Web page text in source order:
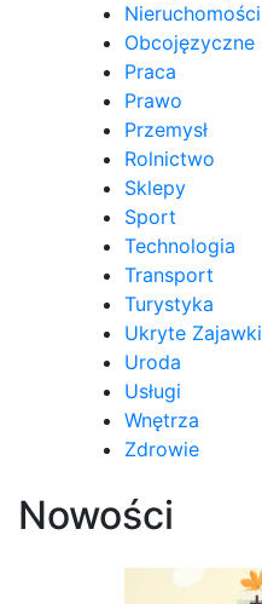
Nieruchomości
Obcojęzyczne
Praca
Prawo
Przemysł
Rolnictwo
Sklepy
Sport
Technologia
Transport
Turystyka
Ukryte Zajawki
Uroda
Usługi
Wnętrza
Zdrowie
Nowości